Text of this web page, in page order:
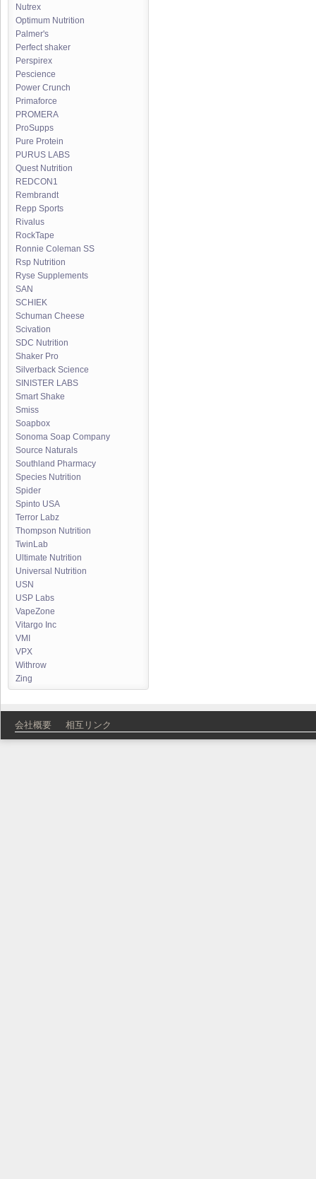
Nutrex
Optimum Nutrition
Palmer's
Perfect shaker
Perspirex
Pescience
Power Crunch
Primaforce
PROMERA
ProSupps
Pure Protein
PURUS LABS
Quest Nutrition
REDCON1
Rembrandt
Repp Sports
Rivalus
RockTape
Ronnie Coleman SS
Rsp Nutrition
Ryse Supplements
SAN
SCHIEK
Schuman Cheese
Scivation
SDC Nutrition
Shaker Pro
Silverback Science
SINISTER LABS
Smart Shake
Smiss
Soapbox
Sonoma Soap Company
Source Naturals
Southland Pharmacy
Species Nutrition
Spider
Spinto USA
Terror Labz
Thompson Nutrition
TwinLab
Ultimate Nutrition
Universal Nutrition
USN
USP Labs
VapeZone
Vitargo Inc
VMI
VPX
Withrow
Zing
会社概要 相互リンク